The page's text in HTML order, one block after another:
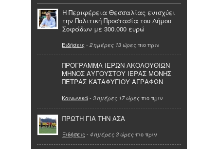
Η Περιφέρεια Θεσσαλίας ενισχύει
την Πολιτική Προστασία του Δήμου
Σοφάδων με 300.000 ευρώ
Ειδήσεις - 2 ημέρες 13 ώρες πιο πριν
ΠΡΟΓΡΑΜΜΑ ΙΕΡΩΝ ΑΚΟΛΟΥΘΙΩΝ
ΜΗΝΟΣ ΑΥΓΟΥΣΤΟΥ ΙΕΡΑΣ ΜΟΝΗΣ
ΠΕΤΡΑΣ ΚΑΤΑΦΥΓΙΟΥ ΑΓΡΑΦΩΝ
Κοινωνικά- 3 ημέρες 17 ώρες πιο πριν
ΠΡΩΤΗ ΓΙΑ ΤΗΝ ΑΣΑ
Ειδήσεις - 4 ημέρες 3 ώρες πιο πριν